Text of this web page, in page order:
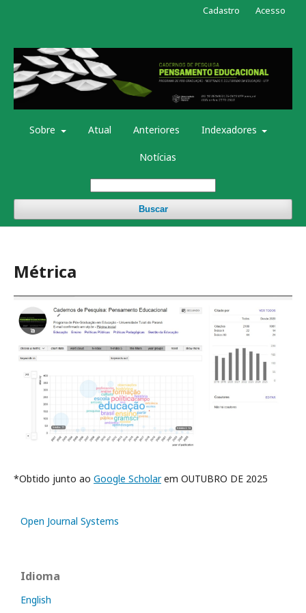
Sobre Atual Anteriores Indexadores
Notícias
Buscar
Cadastro Acesso
Métrica
*Obtido junto ao Google Scholarem OUTUBRO DE 2025
Open Journal Systems
Idioma
English